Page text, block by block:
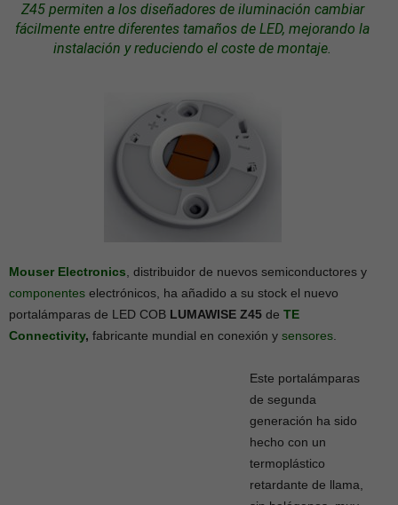
Z45 permiten a los diseñadores de iluminación cambiar
fácilmente entre diferentes tamaños de LED, mejorando la
instalación y reduciendo el coste de montaje.
Mouser Electronics , distribuidor de nuevos semiconductores y
componentes electrónicos, ha añadido a su stock el nuevo
portalámparas de LED COB LUMAWISE Z45 de TE
Connectivity, fabricante mundial en conexión y sensores
Este portalámparas
de segunda
generación ha sido
hecho con un
termoplástico
retardante de llama,